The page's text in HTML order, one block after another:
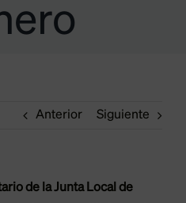
Anterior Siguiente
de la Junta Local de